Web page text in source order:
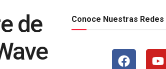
de
Conoce Nuestras Redes